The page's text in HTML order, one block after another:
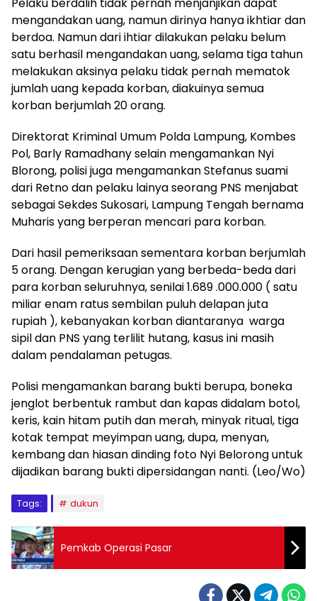
mengandakan uang, namun dirinya hanya ikhtiar dan
berdoa. Namun dari ihtiar dilakukan pelaku belum
satu berhasil mengandakan uang, selama tiga tahun
melakukan aksinya pelaku tidak pernah mematok
jumlah uang kepada korban, diakuinya semua
korban berjumlah 20 orang.
Direktorat Kriminal Umum Polda Lampung, Kombes
Pol, Barly Ramadhany selain mengamankan Nyi
Blorong, polisi juga mengamankan Stefanus suami
dari Retno dan pelaku lainya seorang PNS menjabat
sebagai Sekdes Sukosari, Lampung Tengah bernama
Muharis yang berperan mencari para korban.
Dari hasil pemeriksaan sementara korban berjumlah
5 orang. Dengan kerugian yang berbeda-beda dari
para korban seluruhnya, senilai 1.689 .000.000 ( satu
miliar enam ratus sembilan puluh delapan juta
rupiah ), kebanyakan korban diantaranya warga
sipil dan PNS yang terlilit hutang, kasus ini masih
dalam pendalaman petugas.
Polisi mengamankan barang bukti berupa, boneka
jenglot berbentuk rambut dan kapas didalam botol,
keris, kain hitam putih dan merah, minyak ritual, tiga
kotak tempat meyimpan uang, dupa, menyan,
kembang dan hiasan dinding foto Nyi Belorong untuk
dijadikan barang bukti dipersidangan nanti. (Leo/Wo)
Tags: dukun
Pemkab Operasi Pasar